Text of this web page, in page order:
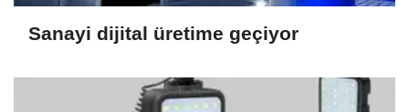
Sanayi dijital üretime geçiyor